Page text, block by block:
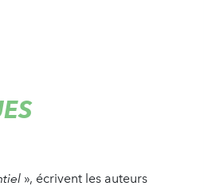
», écrivent les auteurs